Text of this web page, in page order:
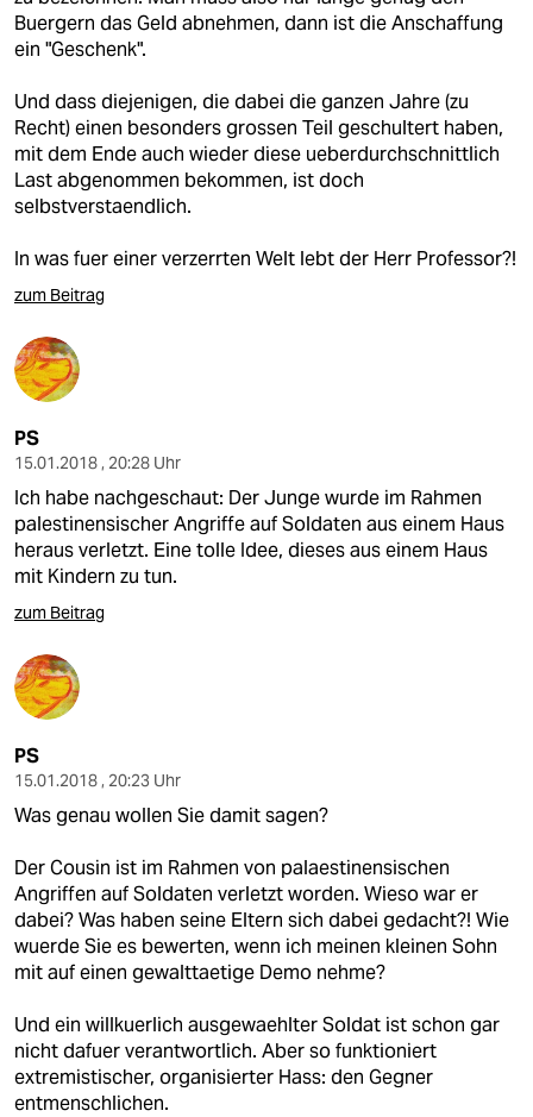
Buergern das Geld abnehmen, dann ist die Anschaffung
ein "Geschenk".
Und dass diejenigen, die dabei die ganzen Jahre (zu
Recht) einen besonders grossen Teil geschultert haben,
mit dem Ende auch wieder diese ueberdurchschnittlich
Last abgenommen bekommen, ist doch
selbstverstaendlich.
In was fuer einer verzerrten Welt lebt der Herr Professor?!
zum Beitrag
PS
15.01.2018 , 20:28 Uhr
Ich habe nachgeschaut: Der Junge wurde im Rahmen
palestinensischer Angriffe auf Soldaten aus einem Haus
heraus verletzt. Eine tolle Idee, dieses aus einem Haus
mit Kindern zu tun.
zum Beitrag
PS
15.01.2018 , 20:23 Uhr
Was genau wollen Sie damit sagen?
Der Cousin ist im Rahmen von palaestinensischen
Angriffen auf Soldaten verletzt worden. Wieso war er
dabei? Was haben seine Eltern sich dabei gedacht?! Wie
wuerde Sie es bewerten, wenn ich meinen kleinen Sohn
mit auf einen gewalttaetige Demo nehme?
Und ein willkuerlich ausgewaehlter Soldat ist schon gar
nicht dafuer verantwortlich. Aber so funktioniert
extremistischer, organisierter Hass: den Gegner
entmenschlichen.